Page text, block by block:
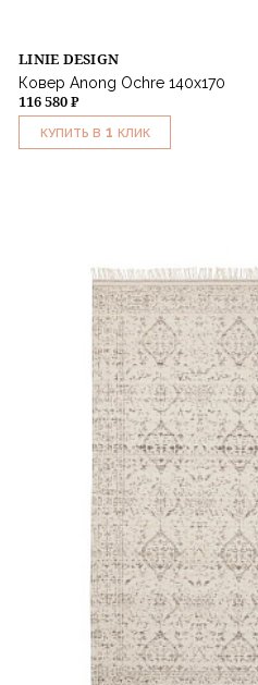
LINIE DESIGN
Ковер Anong Ochre 140x170
116 580 ₽
КУПИТЬ В 1 КЛИК